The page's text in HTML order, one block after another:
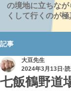
の境地に立ちな
くして行くのが極
記事
七飯鶴野道
大豆先生
2024年3月13日